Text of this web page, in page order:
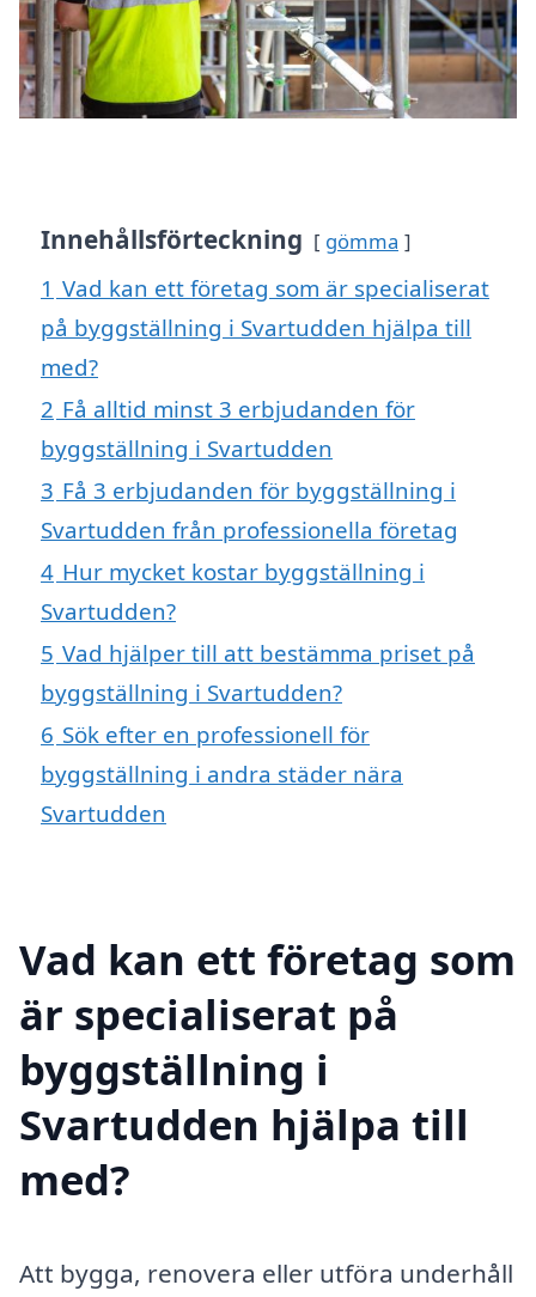
Innehållsförteckning gömma
1 Vad kan ett företag som är specialiserat
på byggställning i Svartudden hjälpa till
med?
2 Få alltid minst 3 erbjudanden för
byggställning i Svartudden
3 Få 3 erbjudanden för byggställning i
Svartudden från professionella företag
4 Hur mycket kostar byggställning i
Svartudden?
5 Vad hjälper till att bestämma priset på
byggställning i Svartudden?
6 Sök efter en professionell för
byggställning i andra städer nära
Svartudden
Vad kan ett företag som
är specialiserat på
byggställning i
Svartudden hjälpa till
med?
Att bygga, renovera eller utföra underhåll